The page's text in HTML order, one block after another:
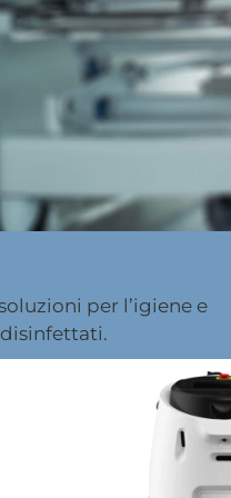
VEDI
per l’igiene e